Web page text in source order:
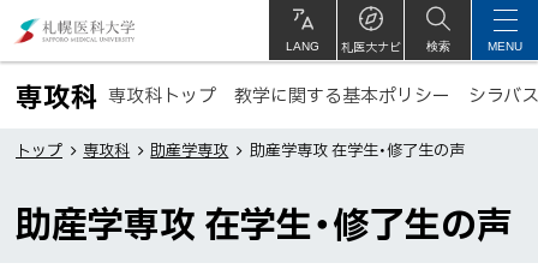
文
へ
ニ
医
大
LANG 札医大ナビ
サ
イ
検索 MENU
専攻科 専攻科トップ 教学に関する基本ポリシー
シラバ
に
トップ 専攻科 助産学専攻 助産学専攻 在学生・修了生の声
助産学専攻 在学生・修了生の声